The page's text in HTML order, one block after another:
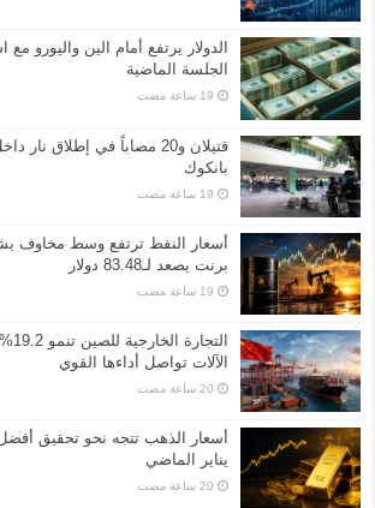
الدولار يرتفع أمام الين واليورو
الجلسة الماضية
قتيلان و20 مصاباً في إطلاق
بانكوك
أسعار النفط ترتفع وسط مخاوف
برنت يصعد لـ83.48 دولار
الآلات تواصل أداءها القوي
أسعار الذهب تتجه نحو تحقيق
يناير الماضي